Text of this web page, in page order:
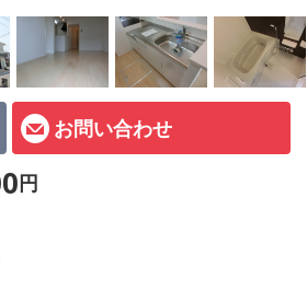
お問い合わせ
円